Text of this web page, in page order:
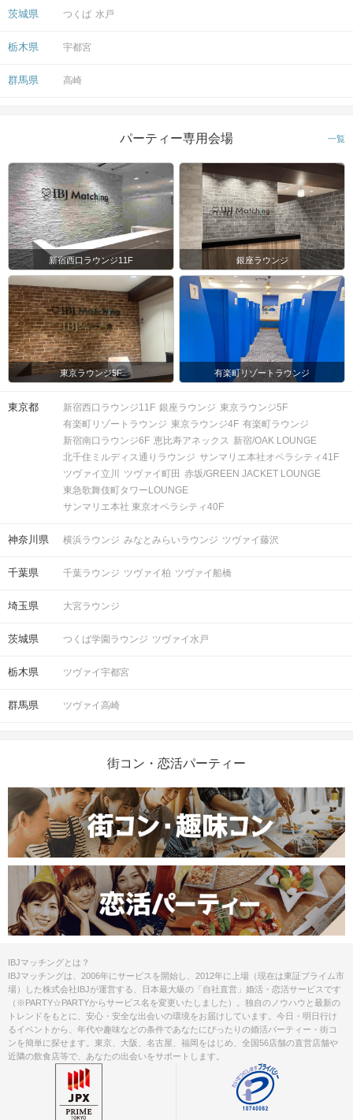
茨城県 つくば 水戸
栃木県 宇都宮
群馬県 高崎
パーティー専用会場 一覧
新宿西口ラウンジ11F 銀座ラウンジ
東京ラウンジ5F 有楽町リゾートラウンジ
東京都 新宿西口ラウンジ11F 銀座ラウンジ 東京ラウンジ5F
有楽町リゾートラウンジ 東京ラウンジ4F 有楽町ラウンジ
新宿南口ラウンジ6F 恵比寿アネックス 新宿/OAK LOUNGE
北千住ミルディス通りラウンジ サンマリエ本社オペラシティ41F
ツヴァイ立川
ツヴァイ町田 赤坂/GREEN JACKET LOUNGE
東急歌舞伎町タワーLOUNGE
サンマリエ本社 東京オペラシティ40F
神奈川県 横浜ラウンジ みなとみらいラウンジ ツヴァイ藤沢
千葉県 千葉ラウンジ ツヴァイ柏 ツヴァイ船橋
埼玉県 大宮ラウンジ
茨城県 つくば学園ラウンジ ツヴァイ水戸
栃木県 ツヴァイ宇都宮
群馬県 ツヴァイ高崎
街コン・恋活パーティー
IBJマッチングとは？
IBJマッチングは、2006年にサービスを開始し、2012年に上場（現在は東証プライム市
場）した株式会社IBJが運営する、日本最大級の「自社直営」婚活・恋活サービスです
（※PARTY☆PARTYからサービス名を変更いたしました）。独自のノウハウと最新の
トレンドをもとに、安心・安全な出会いの環境をお届けしています。今日・明日行け
るイベントから、年代や趣味などの条件であなたにぴったりの婚活パーティー・街コ
ンを簡単に探せます。東京、大阪、名古屋、福岡をはじめ、全国56店舗の直営店舗や
近隣の飲食店等で、あなたの出会いをサポートします。